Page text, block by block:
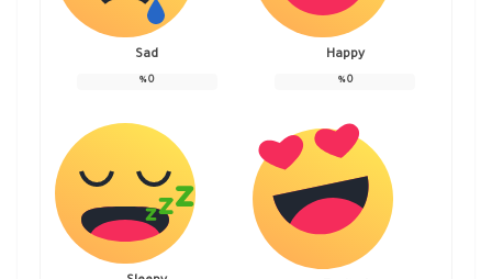
Happy
0
%
Sad
0
%